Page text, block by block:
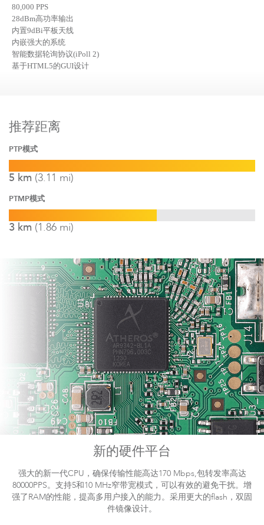
软件
LigoPTMP
LigoDLBac
80,000 PPS
28dBm高功率输出
内置9dBi平板天线
内嵌强大的系统
智能数据轮询协议(iPoll 2)
基于HTML5的GUI设计
名称
Documentation
LigoDLB series product overview
5.65MB DLB 下载
Documentation
LigoDLB 2-9 规格书
Documentation
EOL LigoDLB 2-9
212KB DLB 下载
Solutions for Elevator Surveillance
323KB DLB 下载
推荐距离
PTP模式
5 km (3.11 mi)
PTMP模式
3 km (1.86 mi)
新的硬件平台
强大的新一代CPU，确保传输性能高达170 Mbps,包转发率高达
80000PPS。支持5和10 MHz窄带宽模式，可以有效的避免干扰。增
强了RAM的性能，提高多用户接入的能力。采用更大的flash，双固
件镜像设计。